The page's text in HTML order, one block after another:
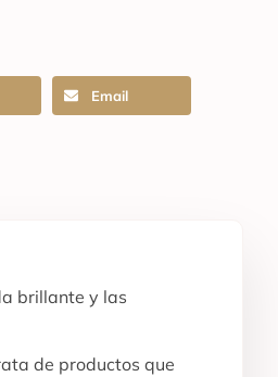
Email
brillante y las
de productos que